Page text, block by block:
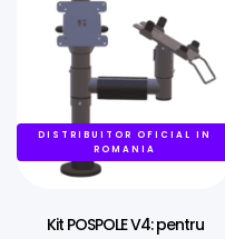
DISTRIBUITOR OFICIAL IN
ROMANIA
Kit POSPOLE V4: pentru